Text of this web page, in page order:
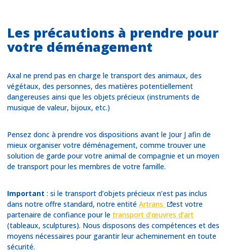
Les précautions à prendre pour
votre déménagement
Axal ne prend pas en charge le transport des animaux, des
végétaux, des personnes, des matières potentiellement
dangereuses ainsi que les objets précieux (instruments de
musique de valeur, bijoux, etc.)
Pensez donc à prendre vos dispositions avant le Jour J afin de
mieux organiser votre déménagement, comme trouver une
solution de garde pour votre animal de compagnie et un moyen
de transport pour les membres de votre famille.
Important : si le transport d’objets précieux n’est pas inclus
dans notre offre standard, notre entité Artrans
est votre
partenaire de confiance pour le transport d’œuvres d’art
(tableaux, sculptures). Nous disposons des compétences et des
moyens nécessaires pour garantir leur acheminement en toute
sécurité.